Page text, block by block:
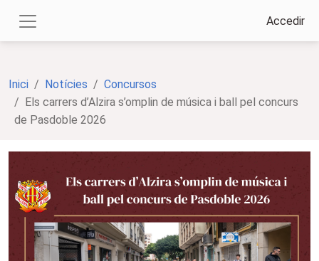
Accedir
Inici Notícies
Concursos
Els carrers d’Alzira s’omplin de música i ball pel concurs
de Pasdoble 2026